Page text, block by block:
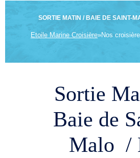
SORTIE MATIN / BAIE DE SAINT-
Etoile Marine Croisière»Nos
Sortie
Baie de
Malo /